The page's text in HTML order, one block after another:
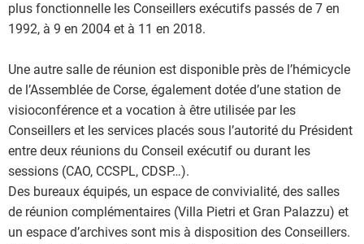
plus fonctionnelle les Conseillers exécutifs passés de 7 en
1992, à 9 en 2004 et à 11 en 2018.
Une autre salle de réunion est disponible près de l’hémicycle
de l’Assemblée de Corse, également dotée d’une station de
visioconférence et a vocation à être utilisée par les
Conseillers et les services placés sous l’autorité du Président
entre deux réunions du Conseil exécutif ou durant les
sessions (CAO, CCSPL, CDSP…).
Des bureaux équipés, un espace de convivialité, des salles
de réunion complémentaires (Villa Pietri et Gran Palazzu) et
un espace d’archives sont mis à disposition des Conseillers.